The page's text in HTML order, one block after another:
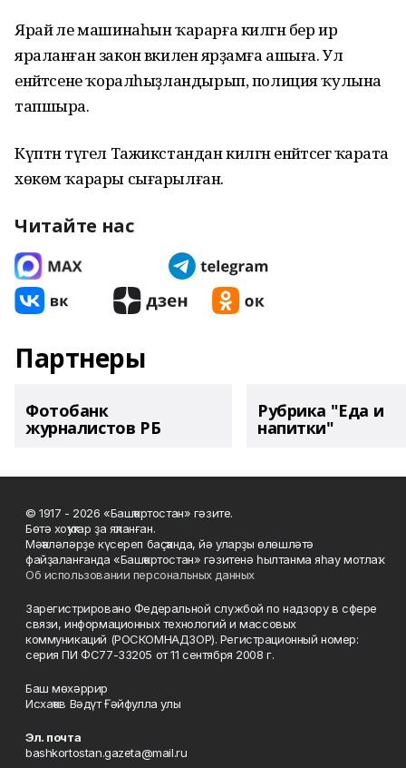
Ярай әле машинаһын ҡарарға килгән бер ир
яраланған закон вәкиленә ярҙамға ашыға. Ул
енәйәтсене ҡоралһыҙландырып, полиция ҡулына
тапшыра.
Күптән түгел Тажикстандан килгән енәйәтсегә ҡарата
хөкөм ҡарары сығарылған.
Читайте нас
Партнеры
Фотобанк
журналистов РБ
Рубрика "Еда и
напитки"
© 1917 - 2026 «Башҡортостан» гәзите.
Бөтә хоҡуҡтар ҙа яҡланған.
Мәҡәләләрҙе күсереп баҫҡанда, йә уларҙы өлөшләтә
файҙаланғанда «Башҡортостан» гәзитенә һылтанма яһау мотлаҡ.
Об использовании персональных данных
Зарегистрировано Федеральной службой по надзору в сфере
связи, информационных технологий и массовых
коммуникаций (РОСКОМНАДЗОР). Регистрационный номер:
серия ПИ ФС77-33205 от 11 сентября 2008 г.
Баш мөхәррир
Исхаҡов Вәдүт Ғәйфулла улы
Эл. почта
bashkortostan.gazeta@mail.ru